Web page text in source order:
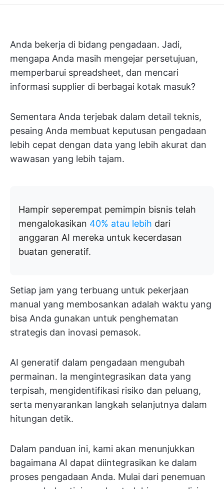
Anda bekerja di bidang pengadaan. Jadi,
mengapa Anda masih mengejar persetujuan,
memperbarui spreadsheet, dan mencari
informasi supplier di berbagai kotak masuk?
Sementara Anda terjebak dalam detail teknis,
pesaing Anda membuat keputusan pengadaan
lebih cepat dengan data yang lebih akurat dan
wawasan yang lebih tajam.
Hampir seperempat pemimpin bisnis telah
mengalokasikan 40% atau lebih dari
anggaran AI mereka untuk kecerdasan
buatan generatif.
Setiap jam yang terbuang untuk pekerjaan
manual yang membosankan adalah waktu yang
bisa Anda gunakan untuk penghematan
strategis dan inovasi pemasok.
AI generatif dalam pengadaan mengubah
permainan. Ia mengintegrasikan data yang
terpisah, mengidentifikasi risiko dan peluang,
serta menyarankan langkah selanjutnya dalam
hitungan detik.
Dalam panduan ini, kami akan menunjukkan
bagaimana AI dapat diintegrasikan ke dalam
proses pengadaan Anda. Mulai dari penemuan